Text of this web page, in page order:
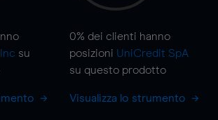
su
0% dei clienti hanno
posizioni UniCredit SpA
su questo prodotto
Visualizza lo strumento